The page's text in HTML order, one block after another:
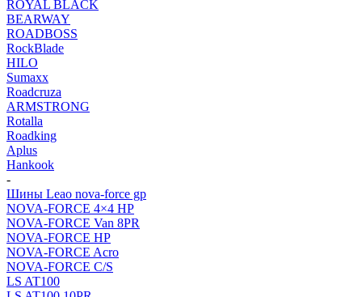
ROYAL BLACK
BEARWAY
ROADBOSS
RockBlade
HILO
Sumaxx
Roadcruza
ARMSTRONG
Rotalla
Roadking
Aplus
Hankook
-
Шины Leao nova-force gp
NOVA-FORCE 4×4 HP
NOVA-FORCE Van 8PR
NOVA-FORCE HP
NOVA-FORCE Acro
NOVA-FORCE C/S
LS AT100